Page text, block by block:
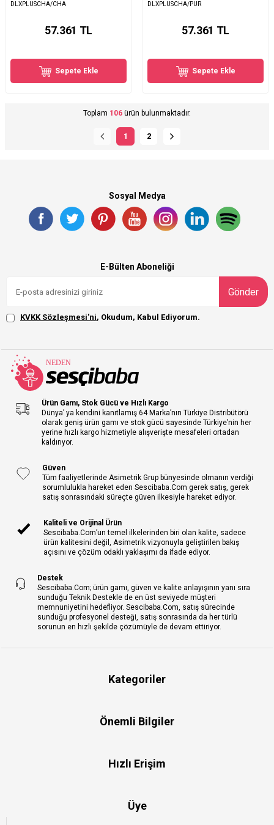
DLXPLUSCHA/CHA
57.361 TL
Sepete Ekle
DLXPLUSCHA/PUR
57.361 TL
Sepete Ekle
Toplam 106 ürün bulunmaktadır.
1 2
Sosyal Medya
E-Bülten Aboneliği
Gönder
KVKK Sözleşmesi'ni, Okudum, Kabul Ediyorum.
Ürün Gamı, Stok Gücü ve Hızlı Kargo
Dünya’ ya kendini kanıtlamış 64 Marka’nın Türkiye Distribütörü
olarak geniş ürün gamı ve stok gücü sayesinde Türkiye’nin her
yerine hızlı kargo hizmetiyle alışverişte mesafeleri ortadan
kaldırıyor.
Güven
Tüm faaliyetlerinde Asimetrik Grup bünyesinde olmanın verdiği
sorumlulukla hareket eden Sescibaba.Com gerek satış, gerek
satış sonrasındaki süreçte güven ilkesiyle hareket ediyor.
Kaliteli ve Orijinal Ürün
Sescibaba.Com’un temel ilkelerinden biri olan kalite, sadece
ürün kalitesini değil, Asimetrik vizyonuyla geliştirilen bakış
açısını ve çözüm odaklı yaklaşımı da ifade ediyor.
Destek
Sescibaba.Com; ürün gamı, güven ve kalite anlayışının yanı sıra
sunduğu Teknik Destekle de en üst seviyede müşteri
memnuniyetini hedefliyor. Sescibaba.Com, satış sürecinde
sunduğu profesyonel desteği, satış sonrasında da her türlü
sorunun en hızlı şekilde çözümüyle de devam ettiriyor.
Kategoriler
Önemli Bilgiler
Hızlı Erişim
Üye